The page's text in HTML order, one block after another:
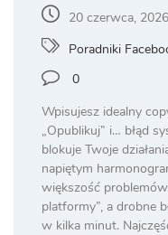
20 czerwca, 2026
Poradniki
0
Wpisujesz idealny
„Opublikuj” i… błąd
blokuje Twoje
napiętym
większość
platformy”, a drobne
w kilka minut.